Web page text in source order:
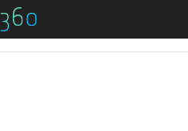
Contratos